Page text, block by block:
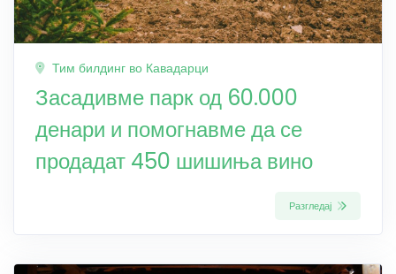
Тим билдинг во Кавадарци
Засадивме парк од 60.000
денари и помогнавме да се
продадат 450 шишиња вино
Разгледај